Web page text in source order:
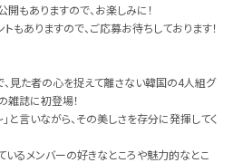
もありますので、お楽しみに！
もありますので、ご応募お待ちしております！
見た者の心を捉えて離さない韓国の4人組グ
雑誌に初登場！
と言いながら、その美しさを存分に発揮してく
いるメンバーの好きなところや魅力的なとこ